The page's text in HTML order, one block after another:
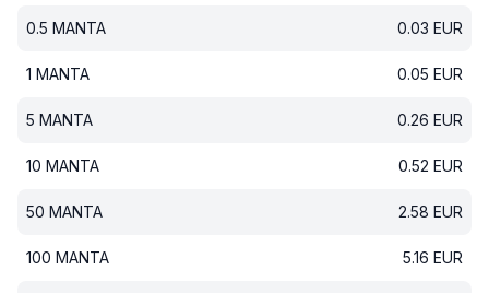
0.5 MANTA 0.03 EUR
1 MANTA 0.05 EUR
5 MANTA 0.26 EUR
10 MANTA 0.52 EUR
50 MANTA 2.58 EUR
100 MANTA 5.16 EUR